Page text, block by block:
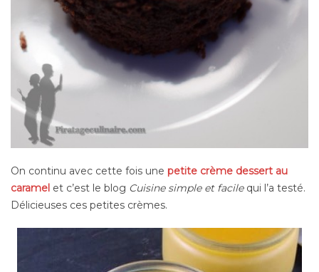
On continu avec cette fois une petite crème dessert au
caramel et c’est le blog Cuisine simple et facilequi l’a testé.
Délicieuses ces petites crèmes.